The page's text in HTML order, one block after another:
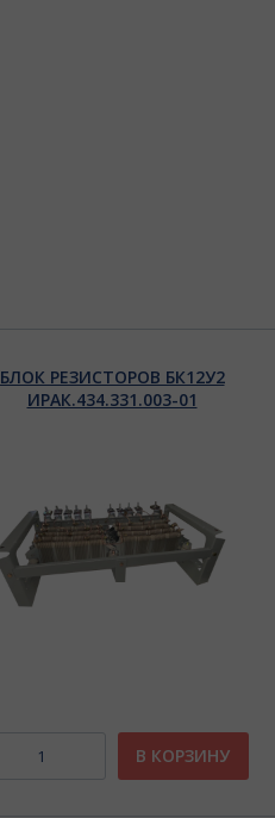
БЛОК РЕЗИСТОРОВ БК12У2
ИРАК.434.331.003-01
В КОРЗИНУ